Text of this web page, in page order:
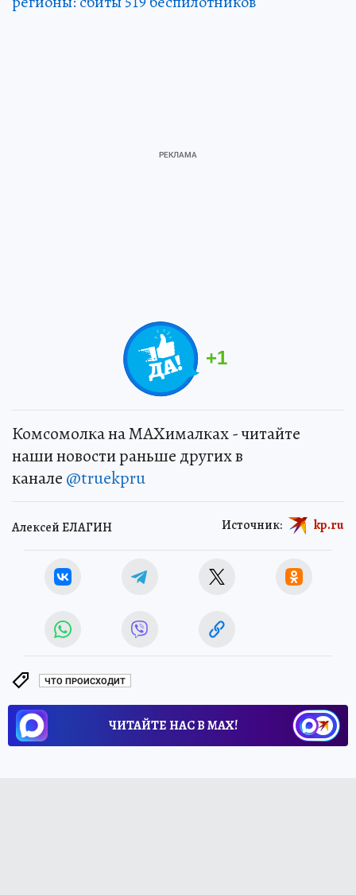
+1
Комсомолка на MAXималках - читайте
наши новости раньше других в
канале @truekpru
Алексей ЕЛАГИН Источник: kp.ru
ЧТО ПРОИСХОДИТ
ЧИТАЙТЕ НАС В МАХ!